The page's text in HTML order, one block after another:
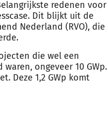
redenen voor
Dit blijkt uit de
Nederland (RVO), die
die wel een
ongeveer 10 GWp.
Deze 1,2 GWp komt